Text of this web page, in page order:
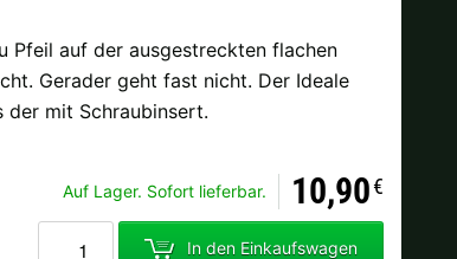
Pfeil auf der ausgestreckten flachen
Gerader geht fast nicht. Der Ideale
der mit Schraubinsert.
Auf Lager. Sofort lieferbar. 10,90€
In den Einkaufswagen
der Bestellung.